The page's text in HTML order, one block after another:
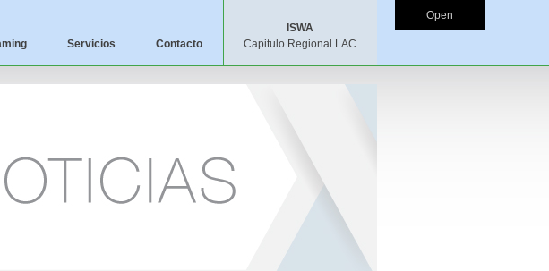
Servicios Contacto
ISWA
Capitulo Regional LAC
Open